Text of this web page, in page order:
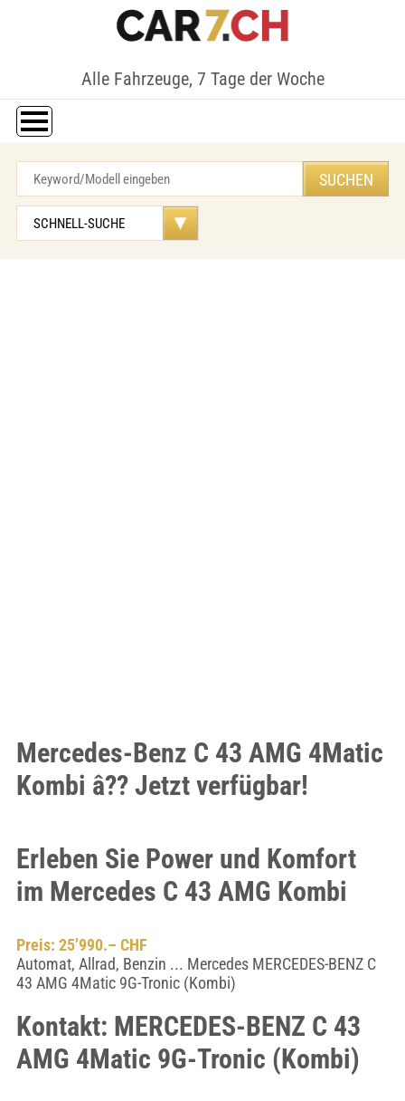
Alle Fahrzeuge, 7 Tage der Woche
Mercedes-Benz C 43 AMG 4Matic
Kombi â?? Jetzt verfügbar!
Erleben Sie Power und Komfort
im Mercedes C 43 AMG Kombi
Preis: 25’990.– CHF
Automat, Allrad, Benzin ... Mercedes MERCEDES-BENZ C
43 AMG 4Matic 9G-Tronic (Kombi)
Kontakt: MERCEDES-BENZ C 43
AMG 4Matic 9G-Tronic (Kombi)